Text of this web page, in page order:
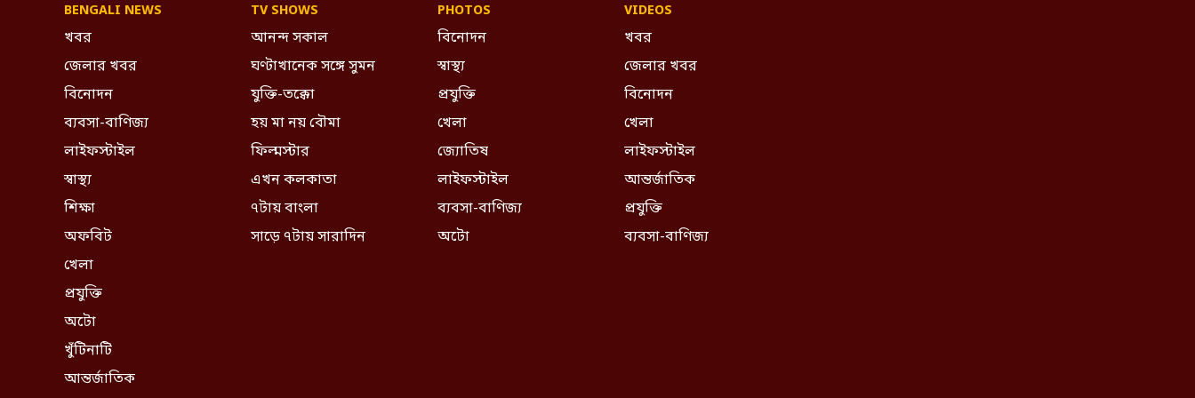
BENGALI NEWS
খবর
জেলার খবর
বিনোদন
ব্যবসা-বাণিজ্য
লাইফস্টাইল
স্বাস্থ্য
শিক্ষা
অফবিট
খেলা
প্রযুক্তি
অটো
খুঁটিনাটি
আন্তর্জাতিক
TV SHOWS
আনন্দ সকাল
ঘণ্টাখানেক সঙ্গে সুমন
যুক্তি-তক্কো
হয় মা নয় বৌমা
ফিল্মস্টার
এখন কলকাতা
৭টায় বাংলা
সাড়ে ৭টায় সারাদিন
PHOTOS
বিনোদন
স্বাস্থ্য
প্রযুক্তি
খেলা
জ্যোতিষ
লাইফস্টাইল
ব্যবসা-বাণিজ্য
অটো
VIDEOS
খবর
জেলার খবর
বিনোদন
খেলা
লাইফস্টাইল
আন্তর্জাতিক
প্রযুক্তি
ব্যবসা-বাণিজ্য